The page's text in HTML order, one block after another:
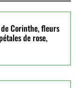
Corinthe, fleurs
de rose,